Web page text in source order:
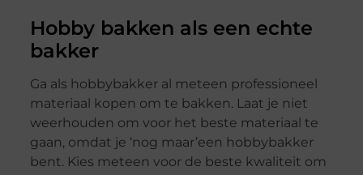
Hobby bakken als een echte
bakker
Ga als hobbybakker al meteen professioneel
materiaal kopen om te bakken. Laat je niet
weerhouden om voor het beste materiaal te
gaan, omdat je ‘nog maar’een hobbybakker
bent. Kies meteen voor de beste kwaliteit om